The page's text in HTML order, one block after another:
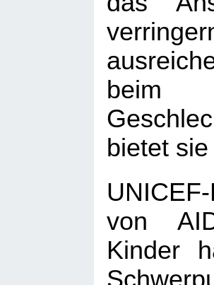
beim
bietet
von
Kinder